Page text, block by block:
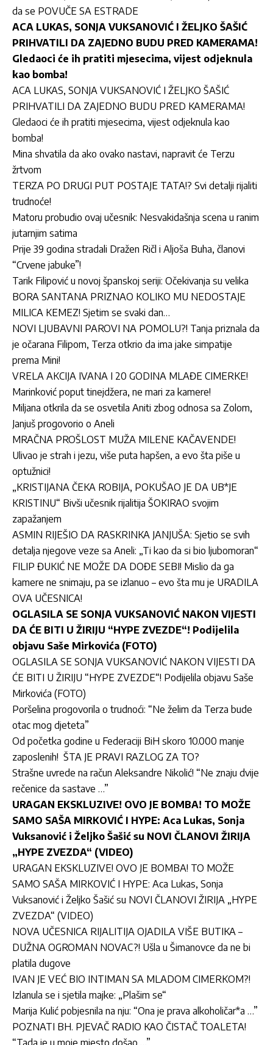
da se POVUČE SA ESTRADE
ACA LUKAS, SONJA VUKSANOVIĆ I ŽELJKO ŠAŠIĆ
PRIHVATILI DA ZAJEDNO BUDU PRED KAMERAMA!
Gledaoci će ih pratiti mjesecima, vijest odjeknula
kao bomba!
ACA LUKAS, SONJA VUKSANOVIĆ I ŽELJKO ŠAŠIĆ
PRIHVATILI DA ZAJEDNO BUDU PRED KAMERAMA!
Gledaoci će ih pratiti mjesecima, vijest odjeknula kao
bomba!
Mina shvatila da ako ovako nastavi, napravit će Terzu
žrtvom
TERZA PO DRUGI PUT POSTAJE TATA!? Svi detalji rijaliti
trudnoće!
Matoru probudio ovaj učesnik: Nesvakidašnja scena u ranim
jutarnjim satima
Prije 39 godina stradali Dražen Ričl i Aljoša Buha, članovi
“Crvene jabuke”!
Tarik Filipović u novoj španskoj seriji: Očekivanja su velika
BORA SANTANA PRIZNAO KOLIKO MU NEDOSTAJE
MILICA KEMEZ! Sjetim se svaki dan…
NOVI LJUBAVNI PAROVI NA POMOLU?! Tanja priznala da
je očarana Filipom, Terza otkrio da ima jake simpatije
prema Mini!
VRELA AKCIJA IVANA I 20 GODINA MLAĐE CIMERKE!
Marinković poput tinejdžera, ne mari za kamere!
Miljana otkrila da se osvetila Aniti zbog odnosa sa Zolom,
Janjuš progovorio o Aneli
MRAČNA PROŠLOST MUŽA MILENE KAČAVENDE!
Ulivao je strah i jezu, više puta hapšen, a evo šta piše u
optužnici!
„KRISTIJANA ČEKA ROBIJA, POKUŠAO JE DA UB*JE
KRISTINU“ Bivši učesnik rijalitija ŠOKIRAO svojim
zapažanjem
ASMIN RIJEŠIO DA RASKRINKA JANJUŠA: Sjetio se svih
detalja njegove veze sa Aneli: „Ti kao da si bio ljubomoran“
FILIP ĐUKIĆ NE MOŽE DA DOĐE SEBI! Mislio da ga
kamere ne snimaju, pa se izlanuo – evo šta mu je URADILA
OVA UČESNICA!
OGLASILA SE SONJA VUKSANOVIĆ NAKON VIJESTI
DA ĆE BITI U ŽIRIJU “HYPE ZVEZDE“! Podijelila
objavu Saše Mirkovića (FOTO)
OGLASILA SE SONJA VUKSANOVIĆ NAKON VIJESTI DA
ĆE BITI U ŽIRIJU “HYPE ZVEZDE“! Podijelila objavu Saše
Mirkovića (FOTO)
Poršelina progovorila o trudnoći: “Ne želim da Terza bude
otac mog djeteta”
Od početka godine u Federaciji BiH skoro 10.000 manje
zaposlenih! ŠTA JE PRAVI RAZLOG ZA TO?
Strašne uvrede na račun Aleksandre Nikolić! “Ne znaju dvije
rečenice da sastave …”
URAGAN EKSKLUZIVE! OVO JE BOMBA! TO MOŽE
SAMO SAŠA MIRKOVIĆ I HYPE: Aca Lukas, Sonja
Vuksanović i Željko Šašić su NOVI ČLANOVI ŽIRIJA
„HYPE ZVEZDA“ (VIDEO)
URAGAN EKSKLUZIVE! OVO JE BOMBA! TO MOŽE
SAMO SAŠA MIRKOVIĆ I HYPE: Aca Lukas, Sonja
Vuksanović i Željko Šašić su NOVI ČLANOVI ŽIRIJA „HYPE
ZVEZDA“ (VIDEO)
NOVA UČESNICA RIJALITIJA OJADILA VIŠE BUTIKA –
DUŽNA OGROMAN NOVAC?! Ušla u Šimanovce da ne bi
platila dugove
IVAN JE VEĆ BIO INTIMAN SA MLADOM CIMERKOM?!
Izlanula se i sjetila majke: „Plašim se“
Marija Kulić pobjesnila na nju: “Ona je prava alkoholičar*a …”
POZNATI BH. PJEVAČ RADIO KAO ČISTAČ TOALETA!